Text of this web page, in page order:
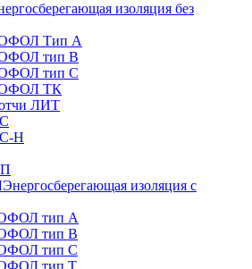
изоляция без
Тип А
тип В
тип C
ТК
ЛИТ
Н
Энергосберегающая изоляция с
тип А
тип B
тип C
тип T